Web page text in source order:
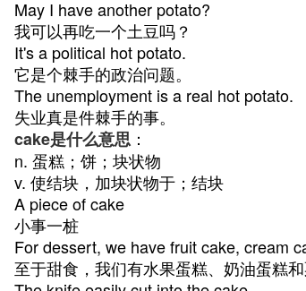
May I have another potato?
我可以再吃一个土豆吗？
It's a political hot potato.
它是个棘手的政治问题。
The unemployment is a real hot potato.
失业真是件棘手的事。
cake是什么意思 ：
n. 蛋糕；饼；块状物
v. 使结块，加块状物于；结块
A piece of cake
小事一桩
For dessert, we have fruit cake, cream
至于甜食，我们有水果蛋糕、奶油蛋糕和